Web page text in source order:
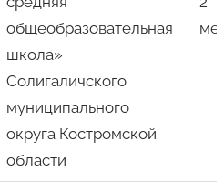
общеобразовательная
школа»
Солигаличского
муниципального
округа Костромской
области